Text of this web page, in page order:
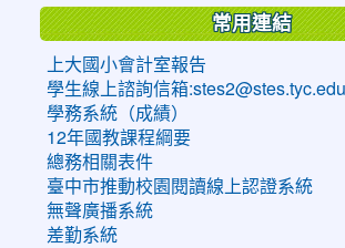
常用連結
上大國小會計室報告
學生線上諮詢信箱
學務系統（成績）
12年國教課程綱要
總務相關表件
臺中市推動校園閱讀線上認證系統
無聲廣播系統
差勤系統